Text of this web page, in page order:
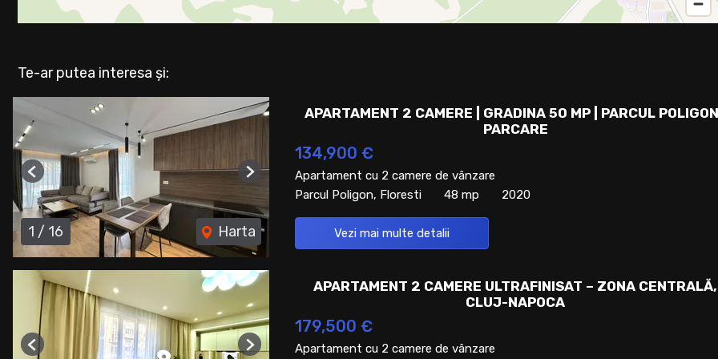
Te-ar putea interesa și:
1 / 16 Harta
Previous Next
APARTAMENT 2 CAMERE | GRADINA 50 MP | PARCUL
PARCARE
134,900 €
Apartament cu 2 camere de vânzare
Parcul Poligon, Floresti
48 mp 2020
Vezi mai multe detalii
Previous Next
APARTAMENT 2 CAMERE ULTRAFINISAT – ZONA CENTRALĂ,
CLUJ-NAPOCA
179,500 €
Apartament cu 2 camere de vânzare